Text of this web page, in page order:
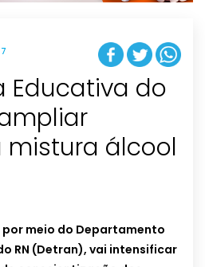
Educativa do
álcool
por meio do Departamento
RN (Detran), vai intensificar